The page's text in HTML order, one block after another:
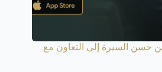
حسن السيرة إلى التعاون مع